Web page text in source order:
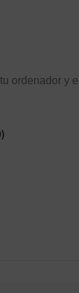
ordenador